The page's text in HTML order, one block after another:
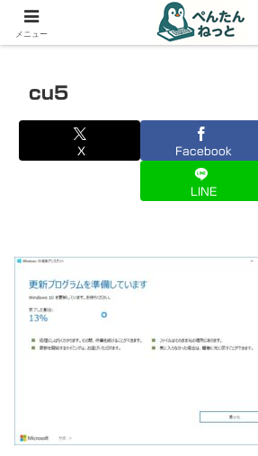
PCやガジェットの備忘録
cu5
X Facebook
LINE
メニュー